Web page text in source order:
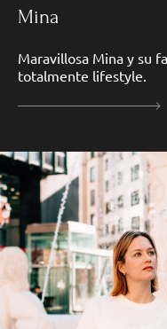
Mina
Maravillosa Mina y su
totalmente lifestyle.